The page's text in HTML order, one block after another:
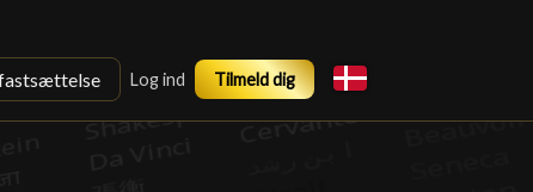
Log ind Tilmeld dig